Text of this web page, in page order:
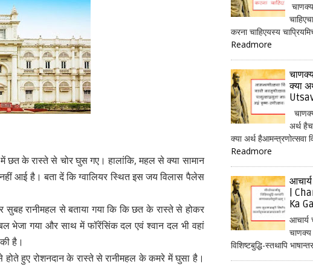
छत के रास्ते से चोर घुस गए। हालांकि, महल से क्या सामान
आई है। बता दें कि ग्वालियर स्थित इस जय विलास पैलेस
सुबह रानीमहल से बताया गया कि कि छत के रास्ते से होकर
गया और साथ में फॉरेंसिंक दल एवं श्वान दल भी वहां
है।
हुए रोशनदान के रास्ते से रानीमहल के कमरे में घुसा है।
करना चाहिएयस्य
Readmore
क्या
अर्थ
क्या अर्थ हैआमन्त्रणोत्सवा
Readmore
|
Ka
आचार्य
चाणक्य
विशिष्टबुद्धि-स्तथापि